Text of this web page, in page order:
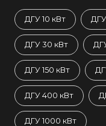
ДГУ 10 кВт
ДГУ 30 кВт
ДГУ 150 кВт
ДГУ 400 кВт
ДГУ 1000 кВт